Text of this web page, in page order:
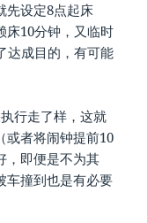
先设定8点起床
床10分钟，又临时
达成目的，有可能
行走了样，这就
或者将闹钟提前10
，即便是不为其
车撞到也是有必要